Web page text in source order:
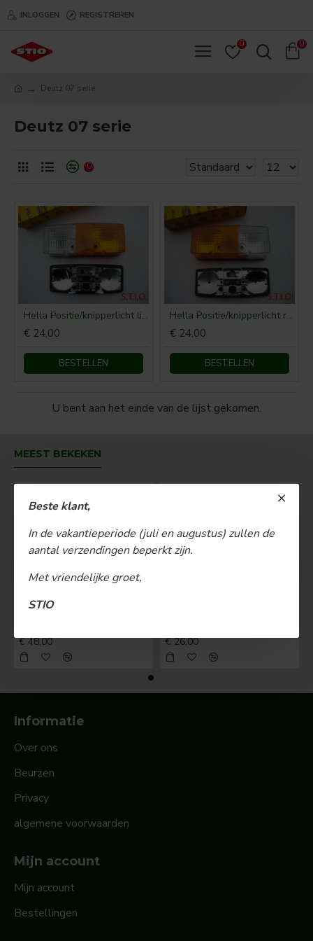
Beste klant,
In de vakantieperiode (juli en augustus) zullen de
aantal verzendingen beperkt zijn.
Met vriendelijke groet,
STIO
INLOGGEN REGISTREREN
0 0
Deutz 07 serie
Deutz 07 serie
0
Hella Positie/knipperlicht links
€ 24,00
BESTELLEN
Hella Positie/knipperlicht rechts
€ 24,00
BESTELLEN
U bent aan het einde van de lijst gekomen.
MEEST BEKEKEN
€ 48,00 € 26,00
Informatie
Over ons
Beurzen
Privacy
algemene voorwaarden
Mijn account
Mijn account
Bestellingen